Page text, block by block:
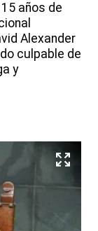
años de
Alexander
culpable de
y